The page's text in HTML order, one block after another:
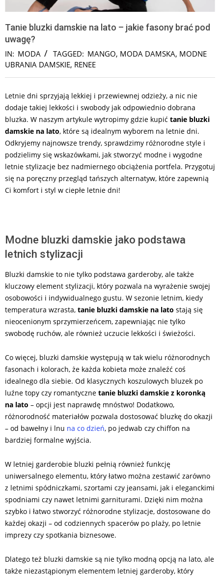
Tanie bluzki damskie na lato – jakie fasony brać pod
uwagę?
IN: MODA TAGGED: MANGO, MODA DAMSKA, MODNE
UBRANIA DAMSKIE, RENEE
Letnie dni sprzyjają lekkiej i przewiewnej odzieży, a nic nie
dodaje takiej lekkości i swobody jak odpowiednio dobrana
bluzka. W naszym artykule wytropimy gdzie kupić tanie bluzki
damskie na lato, które są idealnym wyborem na letnie dni.
Odkryjemy najnowsze trendy, sprawdzimy różnorodne style i
podzielimy się wskazówkami, jak stworzyć modne i wygodne
letnie stylizacje bez nadmiernego obciążenia portfela. Przygotuj
się na poręczny przegląd tańszych alternatyw, które zapewnią
Ci komfort i styl w ciepłe letnie dni!
Modne bluzki damskie jako podstawa
letnich stylizacji
Bluzki damskie to nie tylko podstawa garderoby, ale także
kluczowy element stylizacji, który pozwala na wyrażenie swojej
osobowości i indywidualnego gustu. W sezonie letnim, kiedy
temperatura wzrasta, tanie bluzki damskie na lato stają się
nieocenionym sprzymierzeńcem, zapewniając nie tylko
swobodę ruchów, ale również uczucie lekkości i świeżości.
Co więcej, bluzki damskie występują w tak wielu różnorodnych
fasonach i kolorach, że każda kobieta może znaleźć coś
idealnego dla siebie. Od klasycznych koszulowych bluzek po
luźne topy czy romantyczne tanie bluzki damskie z koronką
na lato – opcji jest naprawdę mnóstwo! Dodatkowo,
różnorodność materiałów pozwala dostosować bluzkę do okazji
– od bawełny i lnu na co dzień, po jedwab czy chiffon na
bardziej formalne wyjścia.
W letniej garderobie bluzki pełnią również funkcję
uniwersalnego elementu, który łatwo można zestawić zarówno
z letnimi spódniczkami, szortami czy jeansami, jak i eleganckimi
spodniami czy nawet letnimi garniturami. Dzięki nim można
szybko i łatwo stworzyć różnorodne stylizacje, dostosowane do
każdej okazji – od codziennych spacerów po plaży, po letnie
imprezy czy spotkania biznesowe.
Dlatego też bluzki damskie są nie tylko modną opcją na lato, ale
także niezastąpionym elementem letniej garderoby, który